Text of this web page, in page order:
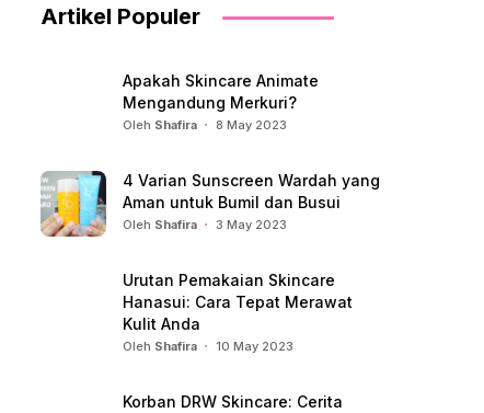
Artikel Populer
Apakah Skincare Animate
Mengandung Merkuri?
Oleh Shafira 8 May 2023
4 Varian Sunscreen Wardah yang
Aman untuk Bumil dan Busui
Oleh Shafira 3 May 2023
Urutan Pemakaian Skincare
Hanasui: Cara Tepat Merawat
Kulit Anda
Oleh Shafira 10 May 2023
Korban DRW Skincare: Cerita